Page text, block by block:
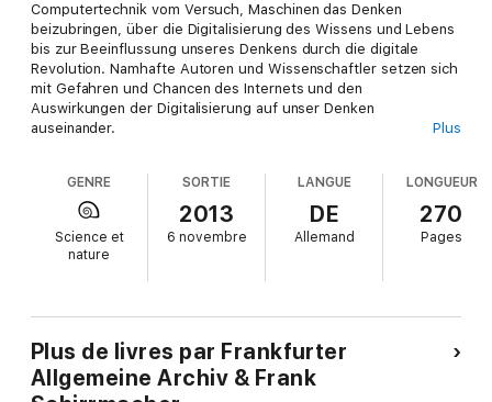
Computertechnik vom Versuch, Maschinen das Denken
beizubringen, über die Digitalisierung des Wissens und Lebens
bis zur Beeinflussung unseres Denkens durch die digitale
Revolution. Namhafte Autoren und Wissenschaftler setzen sich
mit Gefahren und Chancen des Internets und den
Auswirkungen der Digitalisierung auf unser Denken
auseinander.
Berichten über die Künstliche-Intelligenz-Forschung und
Wissensspeicherung, Gedächtnis und Vergessen. Der nächste
Abschnitt widmet sich sozialen Netzwerken und der Frage, wie
sie unser Leben und Kommunikationsverhalten beeinflussen.
Plus
GENRE
Science et
nature
SORTIE
2013
6 novembre
LANGUE
DE
Allemand
LONGUEUR
270
Pages
Plus de livres par Frankfurter
Allgemeine Archiv & Frank